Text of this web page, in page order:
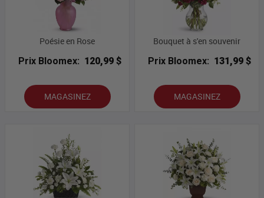
Poésie en Rose
Prix Bloomex: 120,99 $
MAGASINEZ
Bouquet à s'en souvenir
Prix Bloomex: 131,99 $
MAGASINEZ